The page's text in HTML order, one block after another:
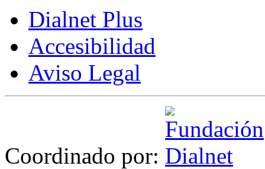
Dialnet Plus
Accesibilidad
Aviso Legal
Coordinado por: